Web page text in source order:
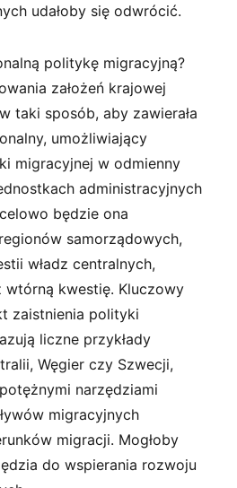
udałoby się odwrócić.
politykę migracyjną?
założeń krajowej
taki sposób, aby zawierała
umożliwiający
migracyjnej w odmienny
administracyjnych
będzie ona
samorządowych,
władz centralnych,
wtórną kwestię. Kluczowy
zaistnienia polityki
liczne przykłady
Węgier czy Szwecji,
narzędziami
migracyjnych
migracji. Mogłoby
do wspierania rozwoju